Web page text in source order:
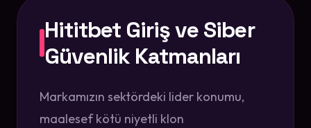
Hititbet Giriş ve Siber
Güvenlik Katmanları
Markamızın sektördeki lider konumu,
maalesef kötü niyetli klon